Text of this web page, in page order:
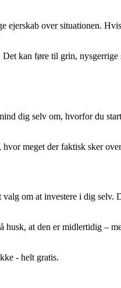
ejerskab over situationen.
kan føre til grin,
dig selv om, hvorfor du
meget der faktisk sker
om at investere i dig
husk, at den er midlertidig –
- helt gratis.